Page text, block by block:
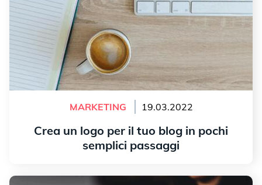
MARKETING 19.03.2022
Crea un logo per il tuo blog in pochi
semplici passaggi
Come creare un logo per il tuo negozio online?